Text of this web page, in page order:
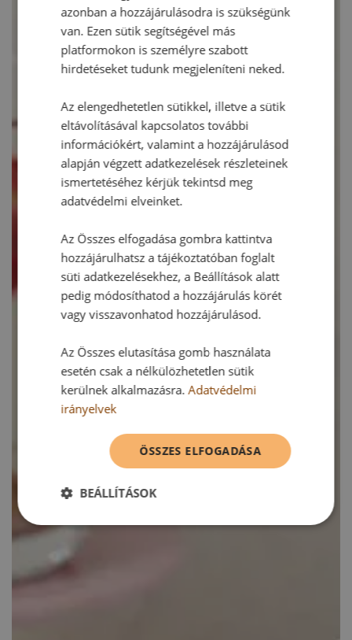
azonban a hozzájárulásodra is szükségünk
van. Ezen sütik segítségével más
platformokon is személyre szabott
hirdetéseket tudunk megjeleníteni neked.
Az elengedhetetlen sütikkel, illetve a sütik
eltávolításával kapcsolatos további
információkért, valamint a hozzájárulásod
alapján végzett adatkezelések részleteinek
ismertetéséhez kérjük tekintsd meg
adatvédelmi elveinket.
Az Összes elfogadása gombra kattintva
hozzájárulhatsz a tájékoztatóban foglalt
süti adatkezelésekhez, a Beállítások alatt
pedig módosíthatod a hozzájárulás körét
vagy visszavonhatod hozzájárulásod.
Az Összes elutasítása gomb használata
esetén csak a nélkülözhetetlen sütik
kerülnek alkalmazásra.Adatvédelmi
irányelvek
ÖSSZES ELFOGADÁSA
BEÁLLÍTÁSOK